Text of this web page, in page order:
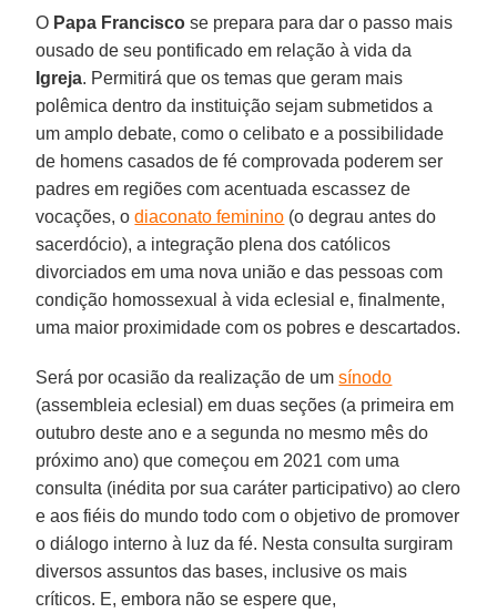
O Papa Francisco se prepara para dar o passo mais
ousado de seu pontificado em relação à vida da
Igreja. Permitirá que os temas que geram mais
polêmica dentro da instituição sejam submetidos a
um amplo debate, como o celibato e a possibilidade
de homens casados ​​de fé comprovada poderem ser
padres em regiões com acentuada escassez de
vocações, odiaconato feminino (o degrau antes do
sacerdócio), a integração plena dos católicos
divorciados em uma nova união e das pessoas com
condição homossexual à vida eclesial e, finalmente,
uma maior proximidade com os pobres e descartados.
Será por ocasião da realização de umsínodo
(assembleia eclesial) em duas seções (a primeira em
outubro deste ano e a segunda no mesmo mês do
próximo ano) que começou em 2021 com uma
consulta (inédita por sua caráter participativo) ao clero
e aos fiéis do mundo todo com o objetivo de promover
o diálogo interno à luz da fé. Nesta consulta surgiram
diversos assuntos das bases, inclusive os mais
críticos. E, embora não se espere que,